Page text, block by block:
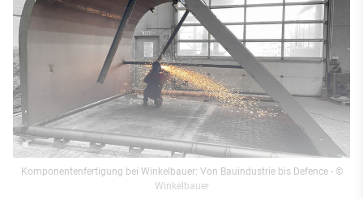
Komponentenfertigung bei Winkelbauer: Von Bauindustrie bis Defence- ©
Winkelbauer